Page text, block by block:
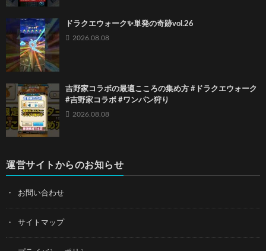
ドラクエウォーク✨単発の奇跡vol.26
2026.08.08
吉野家コラボの最適こころの集め方 #ドラクエウォーク
#吉野家コラボ #ワンパン狩り
2026.08.08
運営サイトからのお知らせ
お問い合わせ
サイトマップ